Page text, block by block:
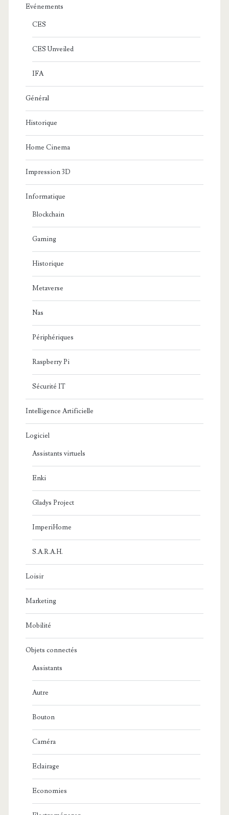
Evénements
CES
CES Unveiled
IFA
Général
Historique
Home Cinema
Impression 3D
Informatique
Blockchain
Gaming
Historique
Metaverse
Nas
Périphériques
Raspberry Pi
Sécurité IT
Intelligence Artificielle
Logiciel
Assistants virtuels
Enki
Gladys Project
ImperiHome
S.A.R.A.H.
Loisir
Marketing
Mobilité
Objets connectés
Assistants
Autre
Bouton
Caméra
Eclairage
Economies